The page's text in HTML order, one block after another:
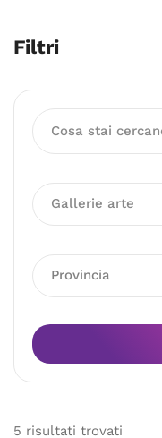
Filtri
Gallerie arte
Provincia
5 risultati trovati